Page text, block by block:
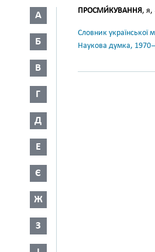
А
Б
В
Г
Д
Е
Є
Ж
З
ПРОСМИ́КУВАННЯ, я,
Словник української
Наукова думка,